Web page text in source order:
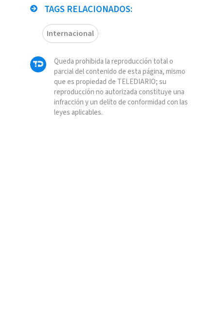
TAGS RELACIONADOS:
Internacional
Queda prohibida la reproducción total o
parcial del contenido de esta página, mismo
que es propiedad de TELEDIARIO; su
reproducción no autorizada constituye una
infracción y un delito de conformidad con las
leyes aplicables.